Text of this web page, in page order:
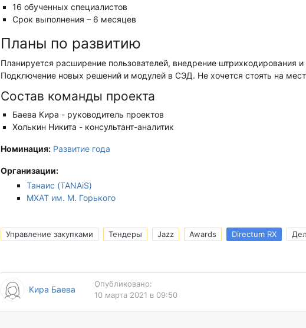
16 обученных специалистов
Срок выполнения – 6 месяцев
Планы по развитию
Планируется расширение пользователей, внедрение штрихкодирования
Подключение новых решений и модулей в СЭД. Не хочется стоять на
Состав команды проекта
Баева Кира - руководитель проектов
Холькин Никита - консультант-аналитик
Номинация: Развитие года
Организации:
Танаис (TANAiS)
МХАТ им. М. Горького
Управление закупками Тендеры Jazz Awards Directum RX
Кира Баева
Опубликовано:
10 марта 2021 в 09:50